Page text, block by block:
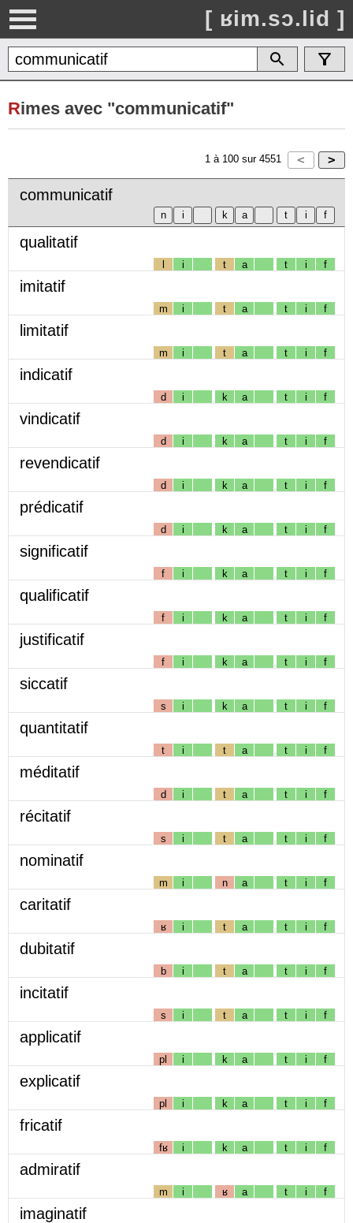
[ ʁim.sɔ.lid ]
Rimes avec "communicatif"
1 à 100 sur 4551
communicatif
qualitatif
l i t a t i f
imitatif
m i t a t i f
limitatif
m i t a t i f
indicatif
d i k a t i f
vindicatif
d i k a t i f
revendicatif
d i k a t i f
prédicatif
d i k a t i f
significatif
f i k a t i f
qualificatif
f i k a t i f
justificatif
f i k a t i f
siccatif
s i k a t i f
quantitatif
t i t a t i f
méditatif
d i t a t i f
récitatif
s i t a t i f
nominatif
m i n a t i f
caritatif
ʁ i t a t i f
dubitatif
b i t a t i f
incitatif
s i t a t i f
applicatif
pl i k a t i f
explicatif
pl i k a t i f
fricatif
fʁ i k a t i f
admiratif
m i ʁ a t i f
imaginatif